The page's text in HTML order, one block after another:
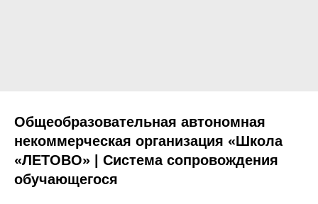
Общеобразовательная автономная
некоммерческая организация «Школа
«ЛЕТОВО» | Система сопровождения
обучающегося